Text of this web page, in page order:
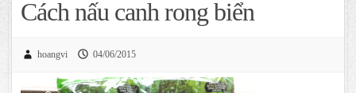
Cách nấu canh rong biển
hoangvi 04/06/2015